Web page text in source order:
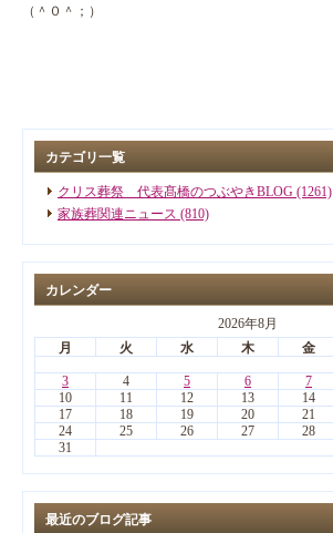
（＾０＾；）
カテゴリ一覧
クリス葬祭 代表髙橋のつぶやきBLOG (1261)
家族葬関連ニュース (810)
カレンダー
2026年8月
月
火 水 木 金
3
4 5 6 7
10
11 12 13 14
17
18 19 20 21
24
25 26 27 28
31
最近のブログ記事